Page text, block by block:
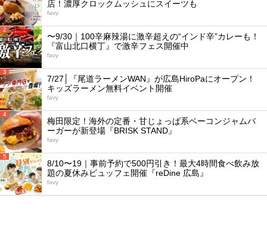
店！濃厚クロックムッシュにスイーツも
favy
2
〜9/30｜100辛麻辣湯に激辛超えの“インド辛”カレーも！
『富山北口横丁』で激辛フェス開催中
favy
3
7/27│『尾道ラーメンWAN』が広島HiroPaにオープン！
キッズラーメン無料イベント開催
favy
4
梅田限定！海外の定番・甘じょっぱ系ベーコンジャムバ
ーガーが新登場『BRISK STAND』
favy
5
8/10〜19｜事前予約で500円引き！最大4時間食べ飲み放
題の夏休みビュッフェ開催『reDine 広島』
favy